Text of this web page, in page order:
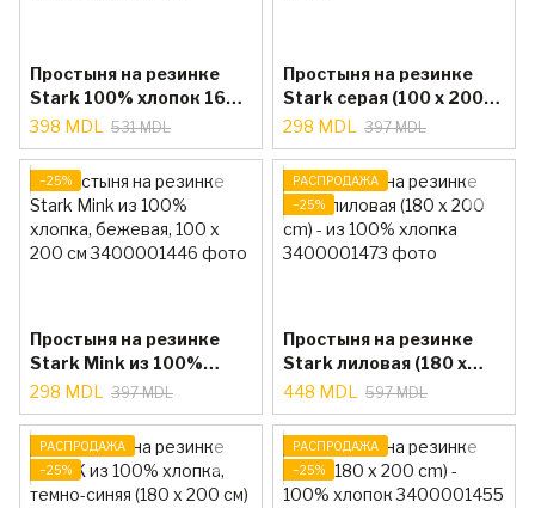
Простыня на резинке
Stark 100% хлопок 160 x
200 см Белый
398 MDL 531 MDL
Простыня на резинке
Stark серая (100 x 200
см) - 100% хлопок
298 MDL 397 MDL
−25%
Простыня на резинке
Stark Mink из 100%
хлопка, бежевая, 100 x
200 см
298 MDL 397 MDL
РАСПРОДАЖА
−25%
Простыня на резинке
Stark лиловая (180 x
200 cm) - из 100%
хлопка
448 MDL 597 MDL
РАСПРОДАЖА
−25%
РАСПРОДАЖА
−25%